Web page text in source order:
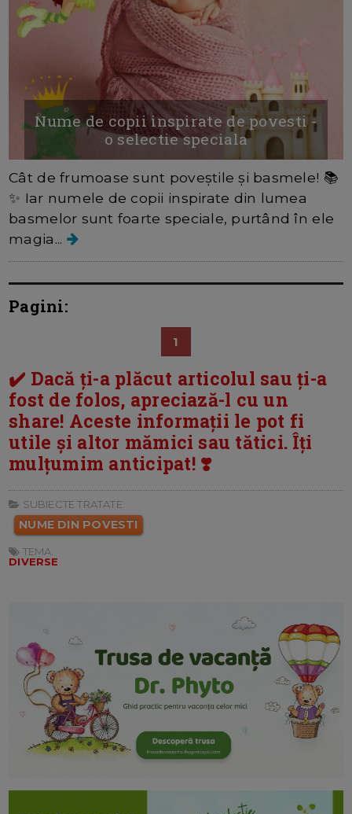
Nume de copii inspirate de povesti -
o selectie speciala
Cât de frumoase sunt poveștile și basmele! 📚
✨ Iar numele de copii inspirate din lumea
basmelor sunt foarte speciale, purtând în ele
magia...
Pagini:
1
✔️ Dacă ți-a plăcut articolul sau ți-a
fost de folos, apreciază-l cu un
share! Aceste informații le pot fi
utile și altor mămici sau tătici. Îți
mulțumim anticipat! ❣️
SUBIECTE TRATATE:
NUME DIN POVESTI
TEMA:
DIVERSE